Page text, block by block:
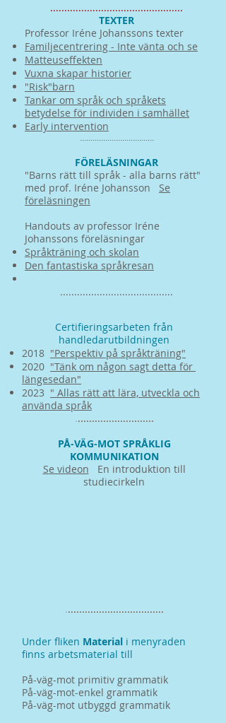
...............................................
​​TEXTER
Professor Iréne Johanssons texter
Familjecentrering - Inte vänta och se
Matteuseffekten
Vuxna skapar historier
"Risk"barn
Tankar om språk och språkets
betydelse för individen i samhället
Early intervention
​​...................................​
FÖRELÄSNINGAR
​​​"Barns rätt till språk - alla barns rätt"
med prof. Iréne Johansson Se
föreläsningen
​​​​Handouts av professor Iréne
Johanssons föreläsningar
Språkträning och skolan
Den fantastiska språkresan
​........................................​​
Certifieringsarbeten från
handledarutbildningen
2018 "Perspektiv på språkträning"
​2020 "Tänk om någon sagt detta för
längesedan"
2023 ​ " Allas rätt att lära, utveckla och
använda språk​
............................
PÅ-VÄG-MOT SPRÅKLIG
KOMMUNIKATION
​Se videon
En introduktion till
studiecirkeln
...................................​
Under fliken Material i menyraden
finns arbetsmaterial till
På-väg-mot primitiv grammatik
På-väg-mot-enkel grammatik
På-väg-mot utbyggd grammatik